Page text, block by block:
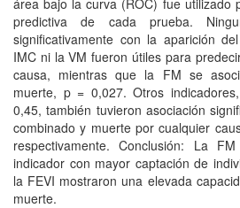
área bajo la curva (ROC) fue utilizado
predictiva de cada prueba.
significativamente con la aparición
IMC ni la VM fueron útiles para
causa, mientras que la FM se
muerte, p = 0,027. Otros
0,45, también tuvieron asociación
combinado y muerte por cualquier
respectivamente. Conclusión: La
indicador con mayor captación de
la FEVI mostraron una elevada
muerte.